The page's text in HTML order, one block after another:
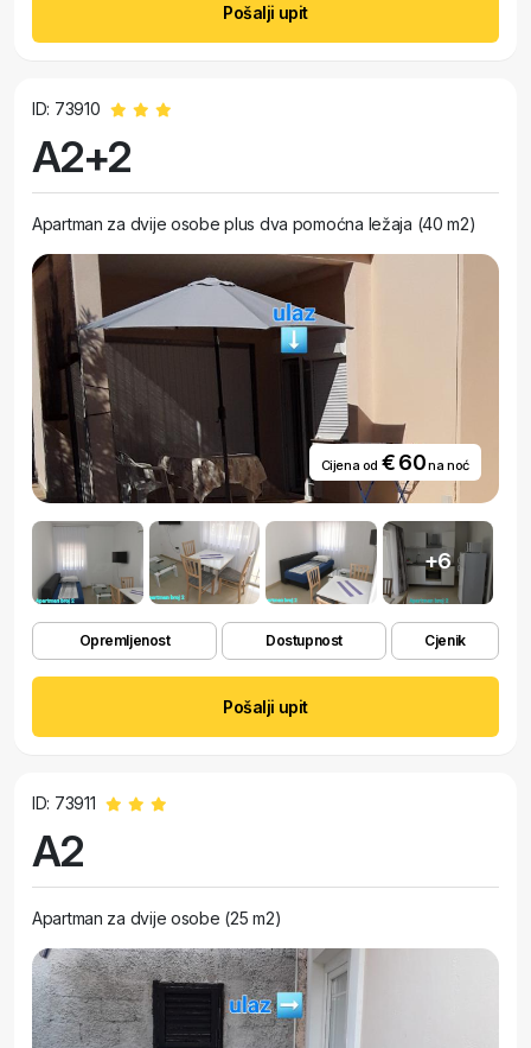
Pošalji upit
ID: 73910
A2+2
Apartman za dvije osobe plus dva pomoćna ležaja (40 m2)
Cijena od € 60na noć
+6
Opremljenost Dostupnost Cjenik
Pošalji upit
ID: 73911
A2
Apartman za dvije osobe (25 m2)